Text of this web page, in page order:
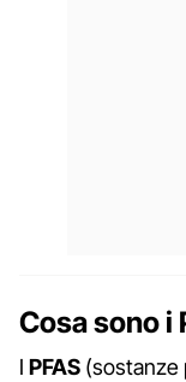
Cosa sono i
I PFAS (sostanze